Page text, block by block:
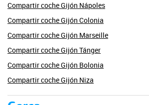
Compartir coche Gijón Nápoles
Compartir coche Gijón Colonia
Compartir coche Gijón Marseille
Compartir coche Gijón Tánger
Compartir coche Gijón Bolonia
Compartir coche Gijón Niza